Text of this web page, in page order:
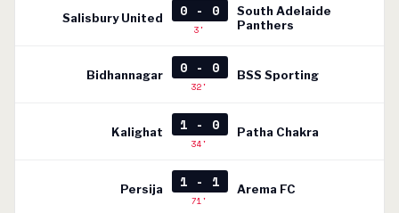
Salisbury United 0 - 0
3'
South Adelaide
Panthers
Bidhannagar 0 - 0
32'
BSS Sporting
Kalighat 1 - 0
34'
Patha Chakra
Persija 1 - 1
71'
Arema FC